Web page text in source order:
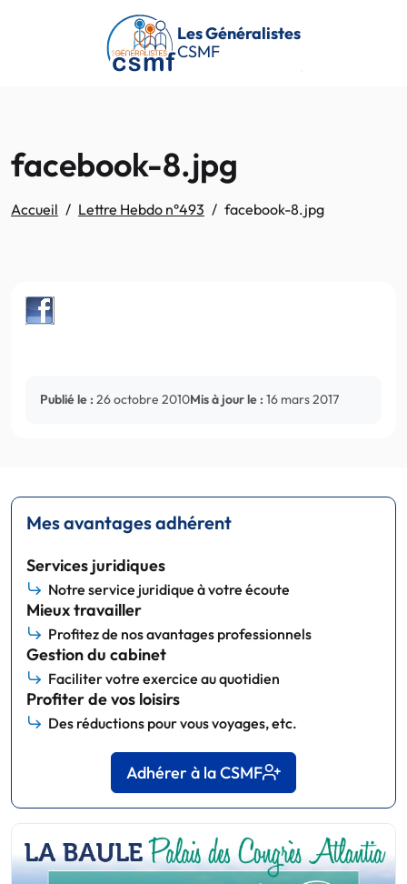
Passer au contenu principal
Les Généralistes
CSMF
facebook-8.jpg
Accueil Lettre Hebdo n°493 facebook-8.jpg
Publié le : 26 octobre 2010Mis à jour le : 16 mars 2017
Mes avantages adhérent
Services juridiques
Notre service juridique à votre écoute
Mieux travailler
Profitez de nos avantages professionnels
Gestion du cabinet
Faciliter votre exercice au quotidien
Profiter de vos loisirs
Des réductions pour vous voyages, etc.
Adhérer à la CSMF